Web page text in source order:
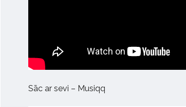
Sāc ar sevi – Musiqq